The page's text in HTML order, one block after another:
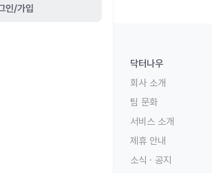
인/가입
닥터나우
회사 소개
팀 문화
서비스 소개
제휴 안내
소식 · 공지